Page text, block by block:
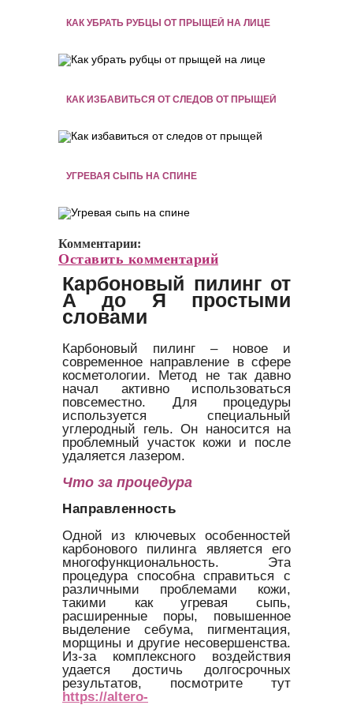
КАК УБРАТЬ РУБЦЫ ОТ ПРЫЩЕЙ НА ЛИЦЕ
КАК ИЗБАВИТЬСЯ ОТ СЛЕДОВ ОТ ПРЫЩЕЙ
УГРЕВАЯ СЫПЬ НА СПИНЕ
Комментарии:
Оставить комментарий
Карбоновый пилинг от
А до Я простыми
словами
Карбоновый пилинг – новое и
современное направление в сфере
косметологии. Метод не так давно
начал активно использоваться
повсеместно. Для процедуры
используется специальный
углеродный гель. Он наносится на
проблемный участок кожи и после
удаляется лазером.
Что за процедура
Направленность
Одной из ключевых особенностей
карбонового пилинга является его
многофункциональность. Эта
процедура способна справиться с
различными проблемами кожи,
такими как угревая сыпь,
расширенные поры, повышенное
выделение себума, пигментация,
морщины и другие несовершенства.
Из-за комплексного воздействия
удается достичь долгосрочных
результатов, посмотрите тут
https://altero-